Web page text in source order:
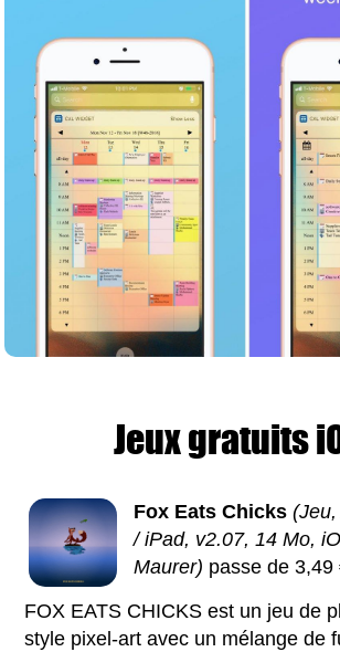
Jeux gratuits
Fox Eats Chicks
/ iPad, v2.07, 14 Mo,
Maurer) passe de 3,49
FOX EATS CHICKS est un jeu de
style pixel-art avec un mélange de